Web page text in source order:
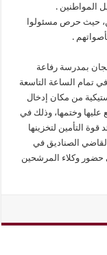
المواطنين .
حيث حرص مسئولوا
.
بمدرسة رفاعة
تمام الساعة التاسعة
من مكان إدخال
عليها وختمها، وذلك في
التأمين لتخزينها
الصناديق في
حضور وكلاء المرشحين